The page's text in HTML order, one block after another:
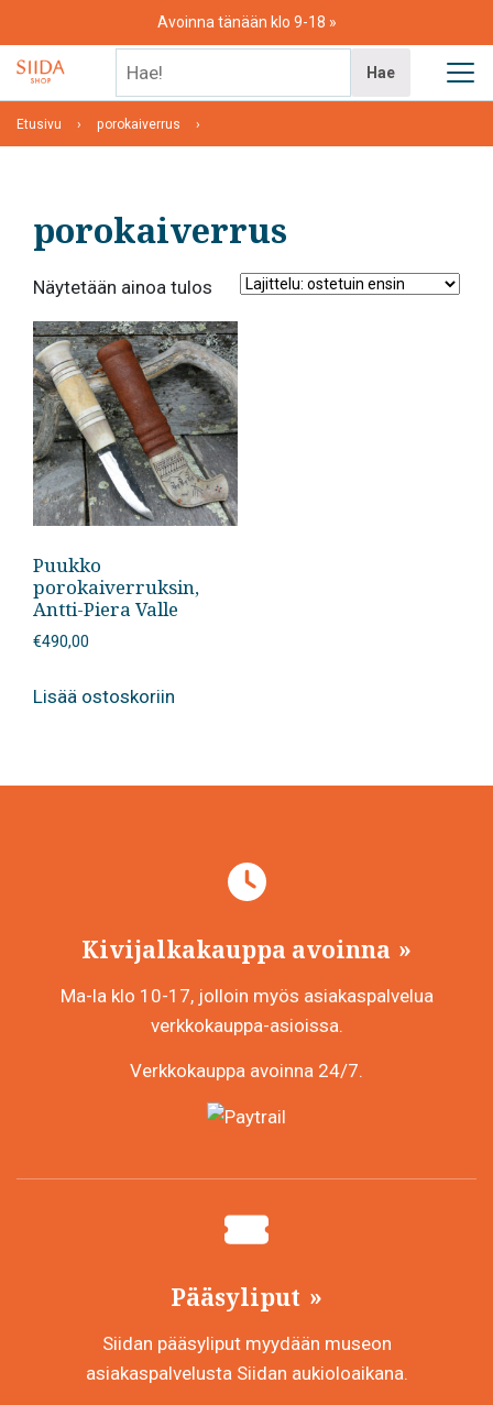
content
Avoinna tänään klo 9-18
Hae
Etusivu porokaiverrus
porokaiverrus
Näytetään ainoa tulos
Puukko
porokaiverruksin,
Antti-Piera Valle
€490,00
Lisää ostoskoriin
Kivijalkakauppa avoinna
Ma-la klo 10-17, jolloin myös asiakaspalvelua
verkkokauppa-asioissa.
Verkkokauppa avoinna 24/7.
Pääsyliput
Siidan pääsyliput myydään museon
asiakaspalvelusta Siidan aukioloaikana.